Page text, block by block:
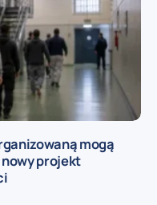
mogą
nowy projekt